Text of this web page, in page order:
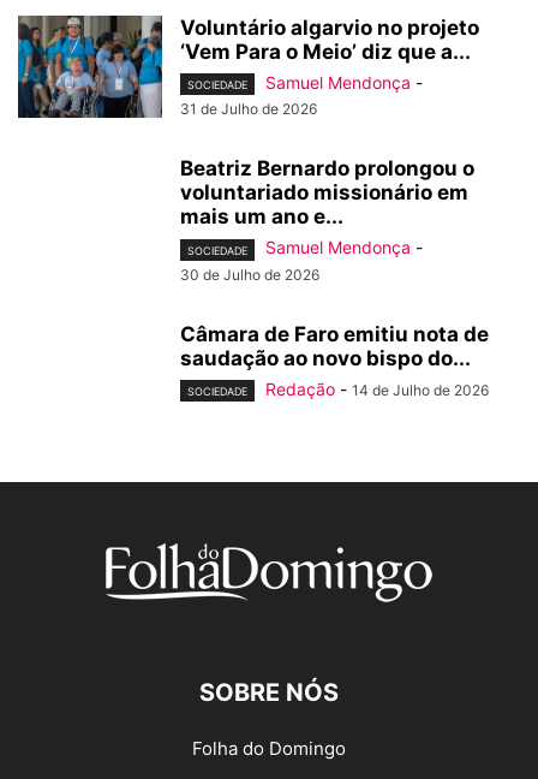
Voluntário algarvio no projeto
‘Vem Para o Meio’ diz que a...
SOCIEDADE Samuel Mendonça -
31 de Julho de 2026
Beatriz Bernardo prolongou o
voluntariado missionário em
mais um ano e...
SOCIEDADE Samuel Mendonça -
30 de Julho de 2026
Câmara de Faro emitiu nota de
saudação ao novo bispo do...
SOCIEDADE Redação - 14 de Julho de 2026
SOBRE NÓS
Folha do Domingo